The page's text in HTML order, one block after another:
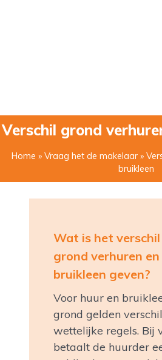
Verschil grond
Home » Vraag het de makelaar»
bruikleen
Wat is het
grond verhuren en
bruikleen geven?
Voor huur en
grond gelden
wettelijke regels. Bij
betaalt de huurder